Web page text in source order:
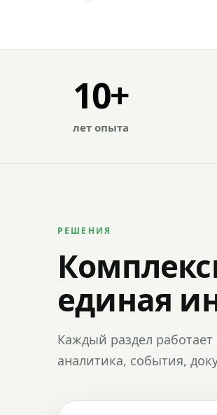
10+
лет опыта
РЕШЕНИЯ
единая
Каждый раздел
аналитика, события,